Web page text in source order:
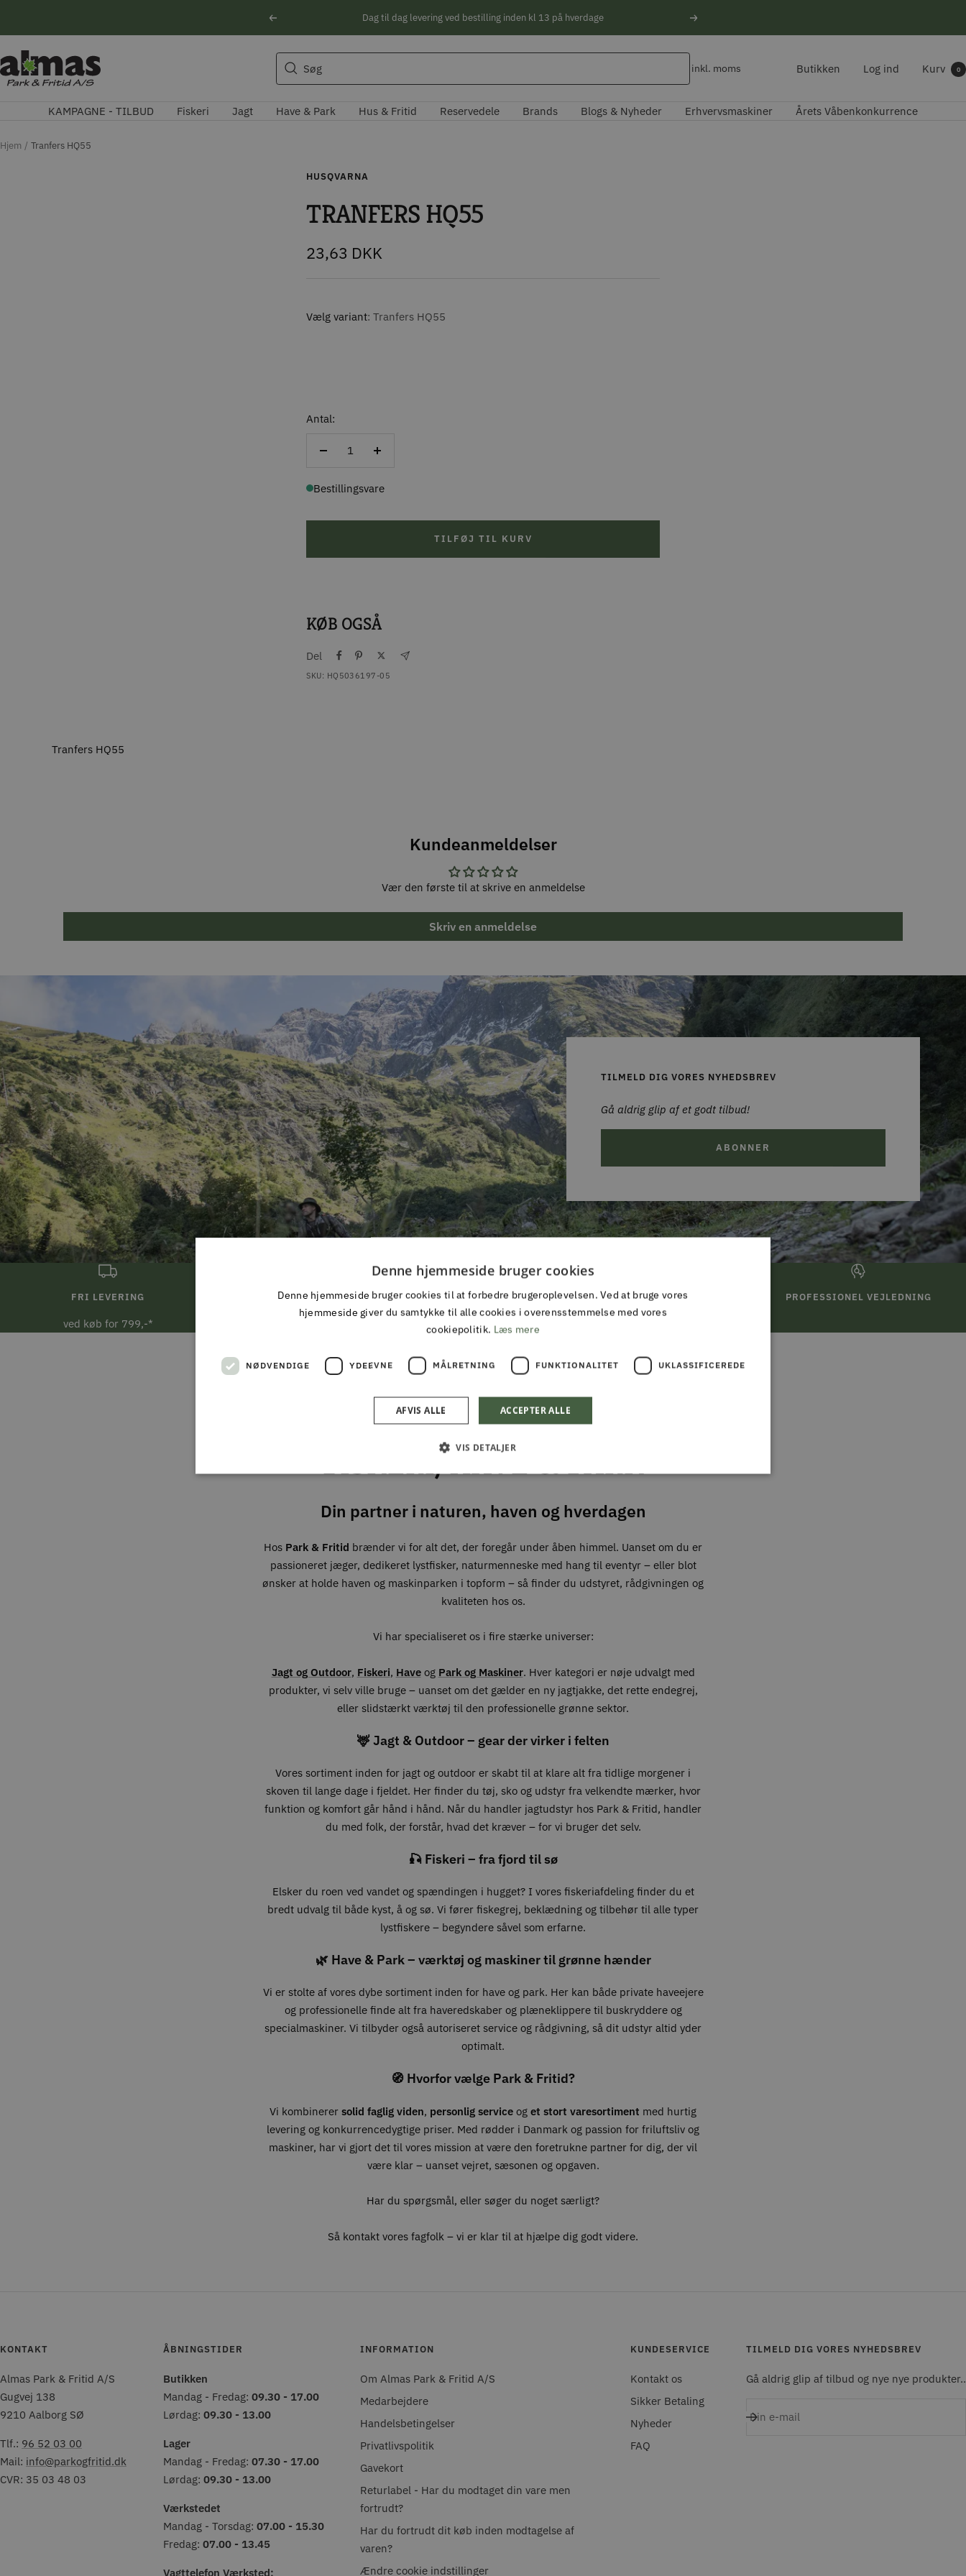
Forrige Dag til dag levering ved bestilling inden kl 13 på hverdage Næste
Søg
Almas
Park
inkl. moms Butikken Log ind Kurv 0
KAMPAGNE - TILBUD Fiskeri Jagt Have & Park Hus & Fritid Reservedele Brands Blogs & Nyheder Erhvervsmaskiner Årets Våbenkonkurrence
Hjem Tranfers HQ55
HUSQVARNA
TRANFERS HQ55
Tilbudspris
23,63 DKK
Vælg variant Tranfers HQ55
Antal:
Reducer
Forøg
Bestillingsvare
TILFØJ TIL KURV
KØB OGSÅ
Del
SKU: HQ5036197-05
Tranfers HQ55
Kundeanmeldelser
Vær den første til at skrive en anmeldelse
Skriv en anmeldelse
TILMELD DIG VORES NYHEDSBREV
Gå aldrig glip af et godt tilbud!
ABONNER
FRI LEVERING
ved køb for 799,-*
DAG TIL DAG LEVERING
Ved bestilling inden kl 13 på hverdage
30 DAGES FULD RETURRET PROFESSIONEL VEJLEDNING
ALT I JAGT & OUTDOOR,
FISKERI, HAVE & PARK
Din partner i naturen, haven og hverdagen
Hos Park & Fritid brænder vi for alt det, der foregår under åben himmel. Uanset om du er
passioneret jæger, dedikeret lystfisker, naturmenneske med hang til eventyr – eller blot
ønsker at holde haven og maskinparken i topform – så finder du udstyret, rådgivningen og
kvaliteten hos os.
Vi har specialiseret os i fire stærke universer:
Jagt og Outdoor, Fiskeri, Haveog Park og Maskiner. Hver kategori er nøje udvalgt med
produkter, vi selv ville bruge – uanset om det gælder en ny jagtjakke, det rette endegrej,
eller slidstærkt værktøj til den professionelle grønne sektor.
🦌 Jagt & Outdoor – gear der virker i felten
Vores sortiment inden for jagt og outdoor er skabt til at klare alt fra tidlige morgener i
skoven til lange dage i fjeldet. Her finder du tøj, sko og udstyr fra velkendte mærker, hvor
funktion og komfort går hånd i hånd. Når du handler jagtudstyr hos Park & Fritid, handler
du med folk, der forstår, hvad det kræver – for vi bruger det selv.
🎣 Fiskeri – fra fjord til sø
Elsker du roen ved vandet og spændingen i hugget? I vores fiskeriafdeling finder du et
bredt udvalg til både kyst, å og sø. Vi fører fiskegrej, beklædning og tilbehør til alle typer
lystfiskere – begyndere såvel som erfarne.
🌿 Have & Park – værktøj og maskiner til grønne hænder
Vi er stolte af vores dybe sortiment inden for have og park. Her kan både private haveejere
og professionelle finde alt fra haveredskaber og plæneklippere til buskryddere og
specialmaskiner. Vi tilbyder også autoriseret service og rådgivning, så dit udstyr altid yder
optimalt.
🧭 Hvorfor vælge Park & Fritid?
Vi kombinerer solid faglig viden, personlig service og et stort varesortiment med hurtig
levering og konkurrencedygtige priser. Med rødder i Danmark og passion for friluftsliv og
maskiner, har vi gjort det til vores mission at være den foretrukne partner for dig, der vil
være klar – uanset vejret, sæsonen og opgaven.
Har du spørgsmål, eller søger du noget særligt?
Så kontakt vores fagfolk – vi er klar til at hjælpe dig godt videre.
KONTAKT
Almas Park & Fritid A/S
Gugvej 138
9210 Aalborg SØ
Tlf.: 96 52 03 00
Mail: info@parkogfritid.dk
CVR: 35 03 48 03
ÅBNINGSTIDER
Butikken
Mandag - Fredag: 09.30 - 17.00
Lørdag: 09.30 - 13.00
Lager
Mandag - Fredag: 07.30 - 17.00
Lørdag: 09.30 - 13.00
Værkstedet
Mandag - Torsdag: 07.00 - 15.30
Fredag: 07.00 - 13.45
Vagttelefon Værksted:
INFORMATION
Om Almas Park & Fritid A/S
Medarbejdere
Handelsbetingelser
Privatlivspolitik
Gavekort
Returlabel - Har du modtaget din vare men
fortrudt?
Har du fortrudt dit køb inden modtagelse af
varen?
Ændre cookie indstillinger
KUNDESERVICE
Kontakt os
Sikker Betaling
Nyheder
FAQ
TILMELD DIG VORES NYHEDSBREV
Gå aldrig glip af tilbud og nye nye produkter..
Din e-mail
Søgeforslag
Husqvarna motorsav
Kikkert
Natoptik
Denne hjemmeside bruger cookies
Denne hjemmeside bruger cookies til at forbedre brugeroplevelsen. Ved at bruge vores
hjemmeside giver du samtykke til alle cookies i overensstemmelse med vores
cookiepolitik. Læs mere
NØDVENDIGE YDEEVNE MÅLRETNING FUNKTIONALITET UKLASSIFICEREDE
ACCEPTER ALLE
AFVIS ALLE
VIS DETALJER